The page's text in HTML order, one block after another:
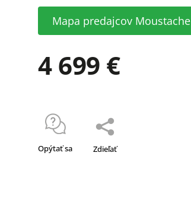
Mapa predajcov Moustache
4 699 €
Opýtať sa Zdieľať